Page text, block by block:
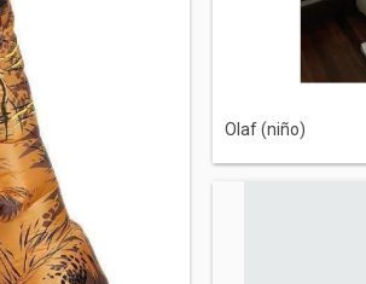
Olaf (niño)